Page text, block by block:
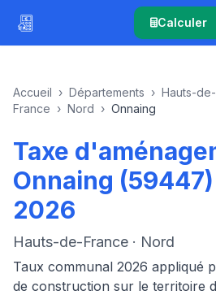
Calculer
Accueil › Départements › Hauts-de-
France › Nord › Onnaing
Taxe
Onnaing
2026
Hauts-de-France · Nord
Taux communal 2026 appliqué
de construction sur le territoire